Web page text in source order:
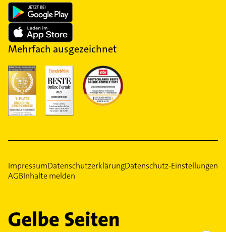
Mehrfach ausgezeichnet
ImpressumDatenschutzerklärungDatenschutz-Einstellungen
AGBInhalte melden